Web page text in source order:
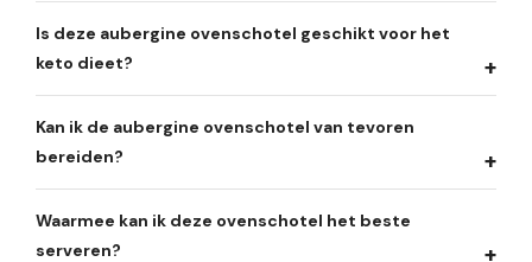
Is deze aubergine ovenschotel geschikt voor het
keto dieet?
Kan ik de aubergine ovenschotel van tevoren
bereiden?
Waarmee kan ik deze ovenschotel het beste
serveren?